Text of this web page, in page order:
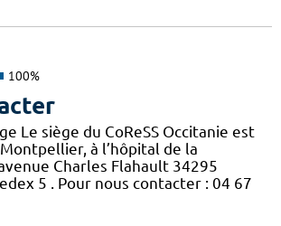
100%
Le siège du CoReSS Occitanie est
à l’hôpital de la
Charles Flahault 34295
5 . Pour nous contacter : 04 67